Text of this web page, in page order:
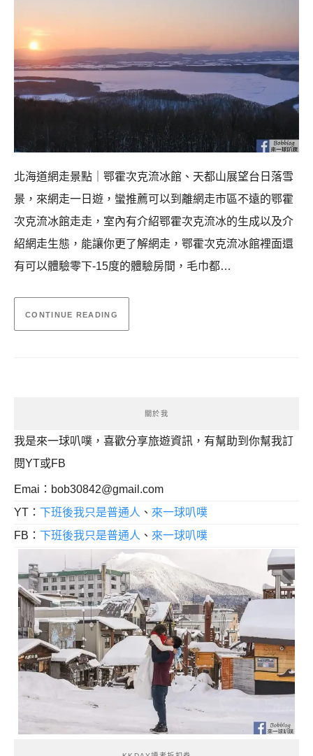
北海道網走景點｜鄂霍次克流冰館、天都山展望台日落雪
景，來網走一日遊，蠻推薦可以到離網走市區不遠的鄂霍
次克流冰館走走，室內有介紹鄂霍次克流冰的生成以及介
紹網走生態，能讓你更了解網走，鄂霍次克流冰館裡面還
有可以體驗零下-15度的體驗房間，毛巾都…
CONTINUE READING
關於我
我是來一球叭噗，喜歡分享旅遊資訊，有幫助到你幫我訂
閱YT或FB
Emai： bob30842@gmail.com
YT： 下班後我只是普通人 、 來一球叭噗
FB： 下班後我只是普通人 、 來一球叭噗